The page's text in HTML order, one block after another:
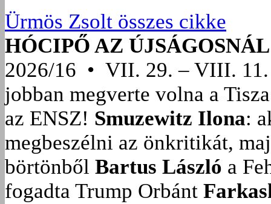
Ürmös Zsolt összes cikke
HÓCIPŐ AZ ÚJSÁGOSNÁL
2026/16 • VII. 29. – VIII. 11.
jobban megverte volna a
az ENSZ! Smuzewitz Ilona:
megbeszélni az önkritikát,
börtönből Bartus László a
fogadta Trump Orbánt